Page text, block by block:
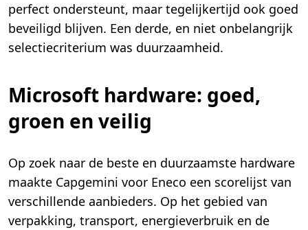
perfect ondersteunt, maar tegelijkertijd ook goed
beveiligd blijven. Een derde, en niet onbelangrijk
selectiecriterium was duurzaamheid.
Microsoft hardware: goed,
groen en veilig
Op zoek naar de beste en duurzaamste hardware
maakte Capgemini voor Eneco een scorelijst van
verschillende aanbieders. Op het gebied van
verpakking, transport, energieverbruik en de